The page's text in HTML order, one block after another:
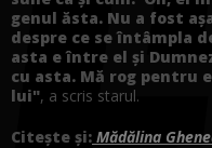
genul ăsta. Nu a fost
despre ce se întâmpla
asta e între el și
cu asta. Mă rog pentru
lui", a scris starul.
Citește și: Mădălina